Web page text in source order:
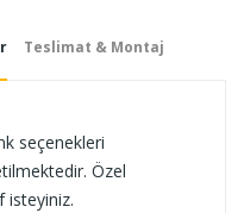
Teslimat & Montaj
seçenekleri
Özel
isteyiniz.